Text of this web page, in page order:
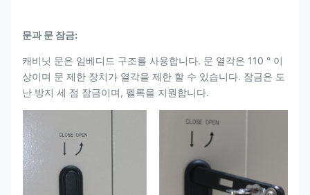
문과 문 잠금:
캐비닛 문은 임베디드 구조를 사용합니다. 문 열각은 110 ° 이
상이며 문 제한 장치가 열각을 제한 할 수 있습니다. 잠금은 도
난 방지 세 점 잠금이며, 펠록을 지원합니다.